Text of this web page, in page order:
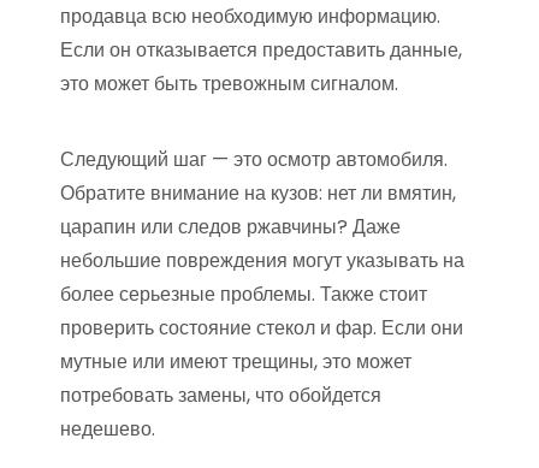
продавца всю необходимую информацию.
Если он отказывается предоставить данные,
это может быть тревожным сигналом.
Следующий шаг — это осмотр автомобиля.
Обратите внимание на кузов: нет ли вмятин,
царапин или следов ржавчины? Даже
небольшие повреждения могут указывать на
более серьезные проблемы. Также стоит
проверить состояние стекол и фар. Если они
мутные или имеют трещины, это может
потребовать замены, что обойдется
недешево.